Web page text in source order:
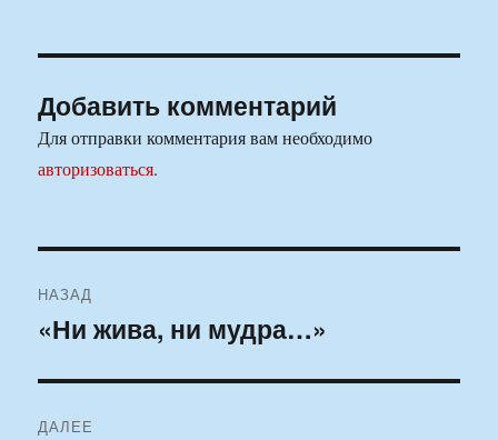
Добавить комментарий
Для отправки комментария вам необходимо
авторизоваться.
по
НАЗАД
Предыдущая
«Ни жива, ни мудра…»
ДАЛЕЕ